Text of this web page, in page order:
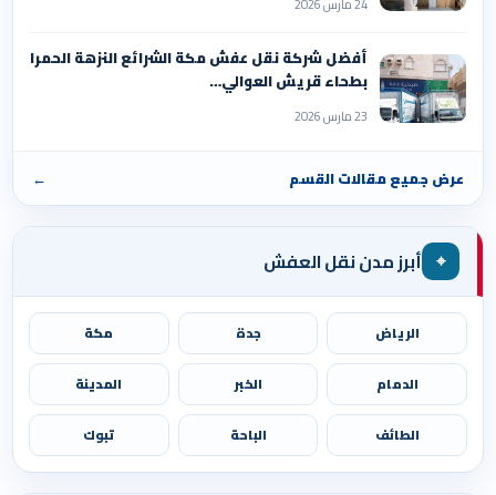
أفضل شركة نقل عفش مكة الشرائع النزهة الحمرا
بطحاء قريش العوالي…
23 مارس 2026
عرض جميع مقالات القسم ←
⌖ أبرز مدن نقل العفش
الرياض جدة مكة
الدمام الخبر المدينة
الطائف الباحة تبوك